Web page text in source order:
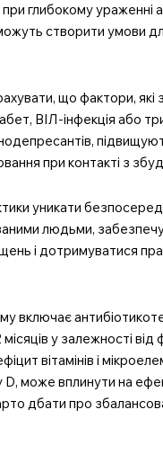
глибокому ураженні
можуть створити умови
що фактори, які
ВІЛ-інфекція або
при контакті з
уникати
людьми,
і дотримуватися
включає
у залежності
вітамінів і
D, може вплинути на
дбати про